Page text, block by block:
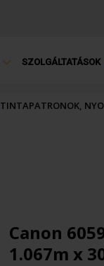
SZOLGÁLTATÁSOK
TINTAPATRONOK,
Canon
1.067m x